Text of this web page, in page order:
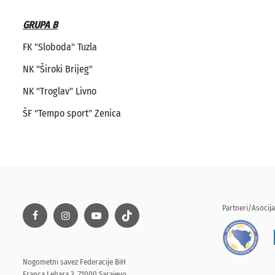
GRUPA B
FK "Sloboda" Tuzla
NK "Široki Brijeg"
NK "Troglav" Livno
ŠF "Tempo sport" Zenica
Nogometni savez Federacije BiH
Partneri/